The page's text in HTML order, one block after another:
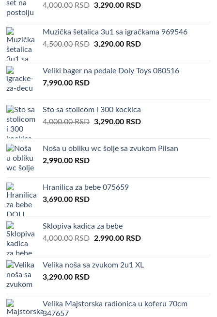
4,000.00RSD Original
4,000.00 RSD.
3,290.00 RSDCurrent
3,290.00 RSD.
Muzička šetalica 3u1 sa igračkama 969546
4,500.00RSD Original
4,500.00 RSD.
3,290.00 RSDCurrent
3,290.00 RSD.
Veliki bager na pedale Doly Toys 080516
7,990.00 RSD
Sto sa stolicom i 300 kockica
4,000.00RSD Original
4,000.00 RSD.
3,290.00 RSDCurrent
3,290.00 RSD.
Noša u obliku wc šolje sa zvukom Pilsan
2,990.00 RSD
Hranilica za bebe 075659
3,690.00 RSD
Sklopiva kadica za bebe
4,000.00RSD Original
4,000.00 RSD.
2,990.00 RSDCurrent
2,990.00 RSD.
Velika noša sa zvukom 2u1 XL
3,290.00 RSD
Velika Majstorska radionica u koferu 70cm
347657